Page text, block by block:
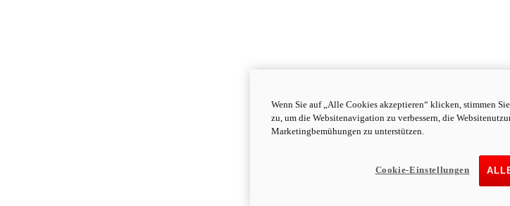
Wenn Sie auf „Alle Cookies akzeptieren“ klicken, stimmen
zu, um die Websitenavigation zu verbessern, die
Marketingbemühungen zu unterstützen.
Cookie-Einstellungen